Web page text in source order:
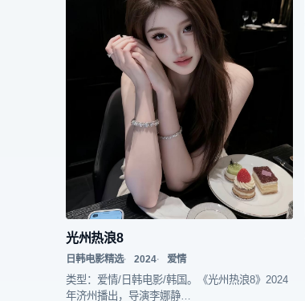
光州热浪8
日韩电影精选 2024 爱情
类型：爱情/日韩电影/韩国。《光州热浪8》2024
年济州播出，导演李娜静…